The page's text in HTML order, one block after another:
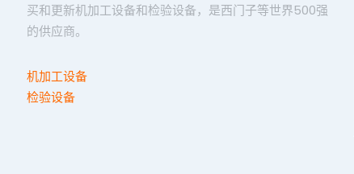
买和更新机加工设备和检验设备，是西门子等世界500强
的供应商。
机加工设备
检验设备